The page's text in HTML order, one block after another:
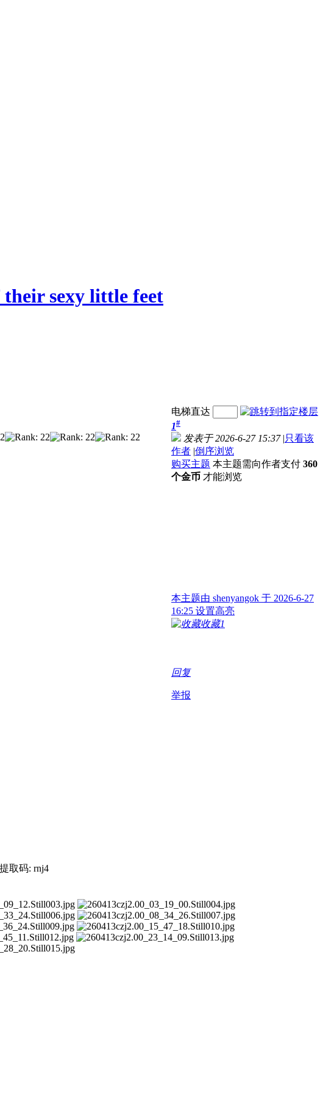
their sexy little feet
电梯直达
1#
发表于 2026-6-27 15:37 |只看该
作者 |倒序浏览
购买主题 本主题需向作者支付 360
个金币 才能浏览
本主题由 shenyangok 于 2026-6-27
16:25 设置高亮
收藏1
回复
举报
提取码: rnj4